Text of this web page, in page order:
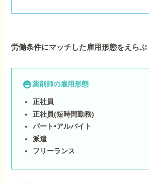
労働条件にマッチした雇用形態をえらぶ
薬剤師の雇用形態
正社員
正社員(短時間勤務)
パート•アルバイト
派遣
フリーランス